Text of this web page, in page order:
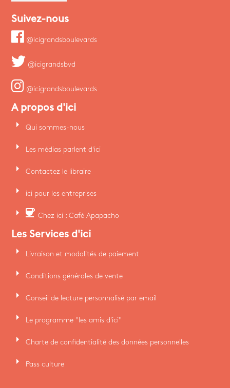
Suivez-nous
@icigrandsboulevards
@icigrandsbvd
@icigrandsboulevards
A propos d'ici
arrow_right Qui sommes-nous
arrow_right Les médias parlent d'ici
arrow_right Contactez le libraire
arrow_right ici pour les entreprises
arrow_right coffee Chez ici : Café Apapacho
Les Services d'ici
arrow_right Livraison et modalités de paiement
arrow_right Conditions générales de vente
arrow_right Conseil de lecture personnalisé par email
arrow_right Le programme "les amis d'ici"
arrow_right Charte de confidentialité des données personnelles
arrow_right Pass culture